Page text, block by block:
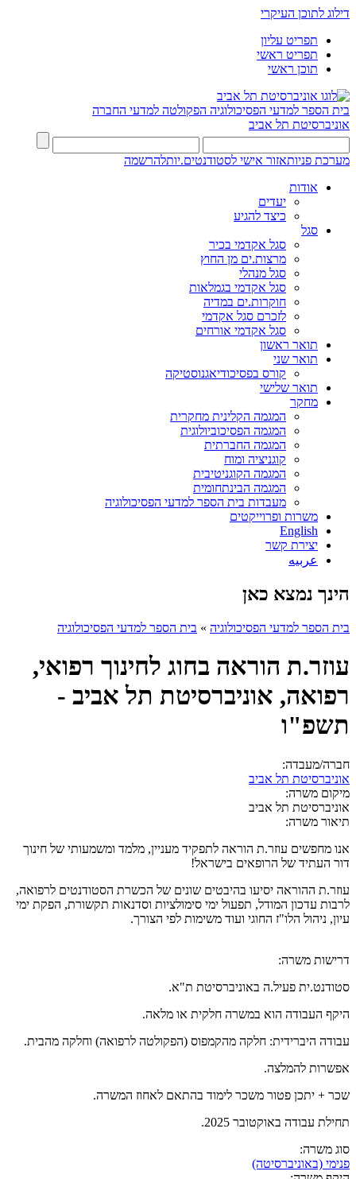
דילוג לתוכן העיקרי
תפריט עליון
תפריט ראשי
תוכן ראשי
בית הספר למדעי הפסיכולוגיה הפקולטה למדעי החברה
אוניברסיטת תל אביב
מערכת פניותאזור אישי לסטודנטים.יותלהרשמה
אודות
יעדים
כיצד להגיע
סגל
סגל אקדמי בכיר
מרצות.ים מן החוץ
סגל מנהלי
סגל אקדמי בגמלאות
חוקרות.ים במדיה
לזכרם סגל אקדמי
סגל אקדמי אורחים
תואר ראשון
תואר שני
קורס בפסיכודיאגנוסטיקה
תואר שלישי
מחקר
המגמה הקלינית מחקרית
המגמה הפסיכוביולוגית
המגמה החברתית
קוגניציה ומוח
המגמה הקוגניטיבית
המגמה הבינתחומית
מעבדות בית הספר למדעי הפסיכולוגיה
משרות ופרוייקטים
English
יצירת קשר
عربيه
הינך נמצא כאן
בית הספר למדעי הפסיכולוגיה » בית הספר למדעי הפסיכולוגיה
עוזר.ת הוראה בחוג לחינוך רפואי,
רפואה, אוניברסיטת תל אביב -
תשפ"ו
חברה/מעבדה:
אוניברסיטת תל אביב
מיקום משרה:
אוניברסיטת תל אביב
תיאור משרה:
אנו מחפשים עוזר.ת הוראה לתפקיד מעניין, מלמד ומשמעותי של חינוך
דור העתיד של הרופאים בישראל!
עוזר.ת ההוראה יסיעו בהיבטים שונים של הכשרת הסטודנטים לרפואה,
לרבות עדכון המודל, תפעול ימי סימולציות וסדנאות תקשורת, הפקת ימי
עיון, ניהול הלו"ז החוגי ועוד משימות לפי הצורך.
דרישות משרה:
סטודנט.ית פעיל.ה באוניברסיטת ת"א.
היקף העבודה הוא במשרה חלקית או מלאה.
עבודה היברידית: חלקה מהקמפוס (הפקולטה לרפואה) וחלקה מהבית.
אפשרות להמלצה.
שכר + יתכן פטור משכר לימוד בהתאם לאחוז המשרה.
תחילת עבודה באוקטובר 2025.
סוג משרה:
פנימי (באוניברסיטה)